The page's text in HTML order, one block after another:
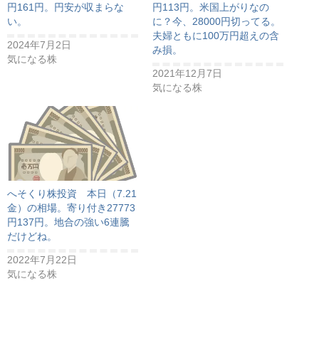
円161円。円安が収まらな
い。
2024年7月2日
気になる株
円113円。米国上がりなの
に？今、28000円切ってる。
夫婦ともに100万円超えの含
み損。
2021年12月7日
気になる株
へそくり株投資 本日（7.21
金）の相場。寄り付き27773
円137円。地合の強い6連騰
だけどね。
2022年7月22日
気になる株